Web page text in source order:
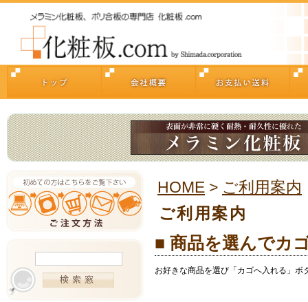
HOME > ご利用案内
ご利用案内
■ 商品を選んでカ
お好きな商品を選び「カゴへ入れる」ボ